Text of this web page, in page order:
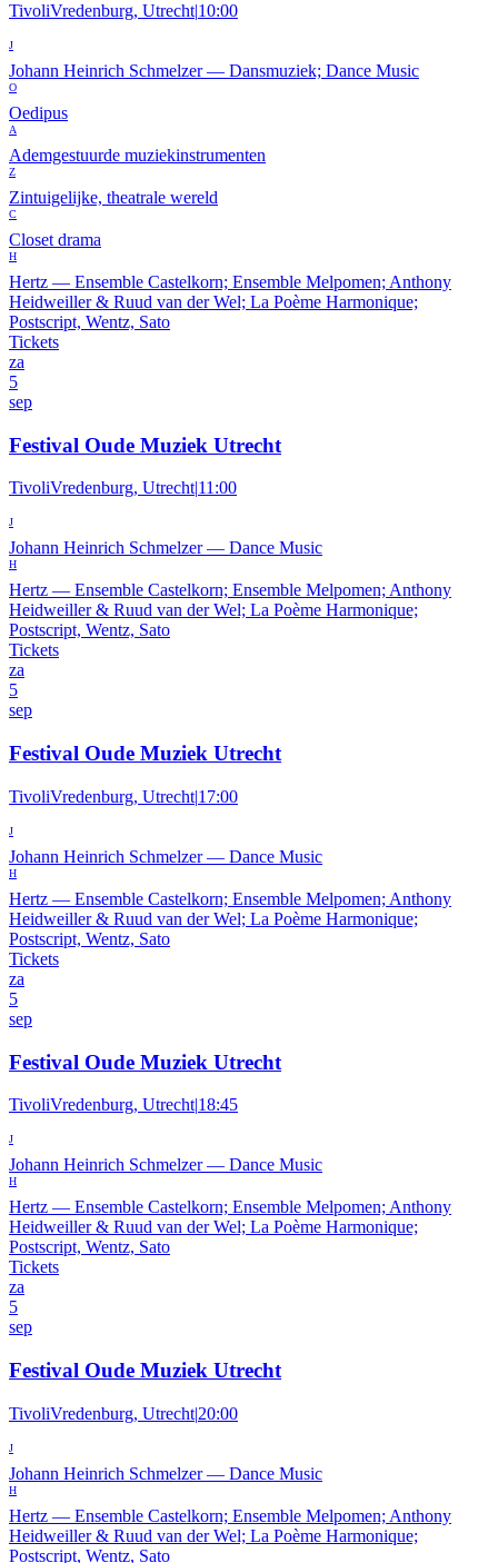
TivoliVredenburg, Utrecht|10:00
J
Johann Heinrich Schmelzer— Dansmuziek; Dance Music
O
Oedipus
A
Ademgestuurde muziekinstrumenten
Z
Zintuigelijke, theatrale wereld
C
Closet drama
H
Hertz — Ensemble Castelkorn; Ensemble Melpomen; Anthony
Heidweiller & Ruud van der Wel; La Poème Harmonique;
Postscript, Wentz, Sato
Tickets
za
5
sep
Festival Oude Muziek Utrecht
TivoliVredenburg, Utrecht|11:00
J
Johann Heinrich Schmelzer— Dance Music
H
Hertz — Ensemble Castelkorn; Ensemble Melpomen; Anthony
Heidweiller & Ruud van der Wel; La Poème Harmonique;
Postscript, Wentz, Sato
Tickets
za
5
sep
Festival Oude Muziek Utrecht
TivoliVredenburg, Utrecht|17:00
J
Johann Heinrich Schmelzer— Dance Music
H
Hertz — Ensemble Castelkorn; Ensemble Melpomen; Anthony
Heidweiller & Ruud van der Wel; La Poème Harmonique;
Postscript, Wentz, Sato
Tickets
za
5
sep
Festival Oude Muziek Utrecht
TivoliVredenburg, Utrecht|18:45
J
Johann Heinrich Schmelzer— Dance Music
H
Hertz — Ensemble Castelkorn; Ensemble Melpomen; Anthony
Heidweiller & Ruud van der Wel; La Poème Harmonique;
Postscript, Wentz, Sato
Tickets
za
5
sep
Festival Oude Muziek Utrecht
TivoliVredenburg, Utrecht|20:00
J
Johann Heinrich Schmelzer— Dance Music
H
Hertz — Ensemble Castelkorn; Ensemble Melpomen; Anthony
Heidweiller & Ruud van der Wel; La Poème Harmonique;
Postscript, Wentz, Sato